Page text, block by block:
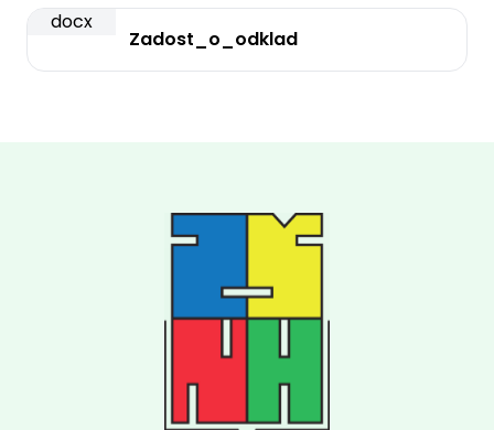
docx
Zadost_o_odklad